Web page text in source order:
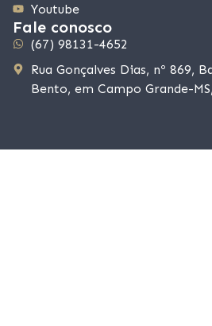
Youtube
Fale conosco
(67) 98131-4652
Rua Gonçalves Dias, nº 869,
Bento, em Campo Grande-